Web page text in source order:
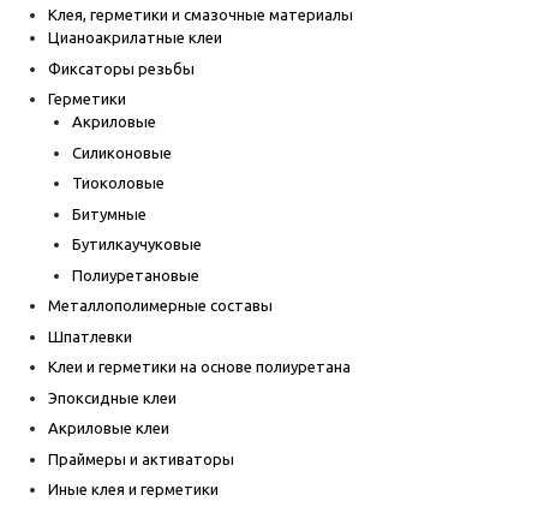
Клея, герметики и смазочные материалы
Цианоакрилатные клеи
Фиксаторы резьбы
Герметики
Акриловые
Силиконовые
Тиоколовые
Битумные
Бутилкаучуковые
Полиуретановые
Металлополимерные составы
Шпатлевки
Клеи и герметики на основе полиуретана
Эпоксидные клеи
Акриловые клеи
Праймеры и активаторы
Иные клея и герметики